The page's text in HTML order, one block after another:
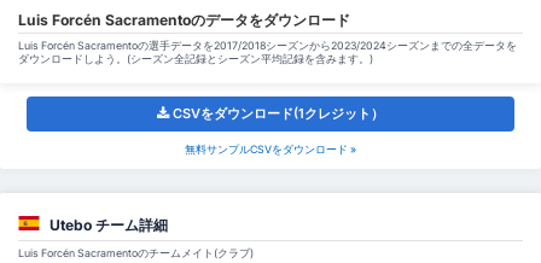
Luis Forcén Sacramentoのデータをダウンロード
Luis Forcén Sacramentoの選手データを2017/2018シーズンから2023/2024シーズンまでの全データを
ダウンロードしよう。(シーズン全記録とシーズン平均記録を含みます。)
CSVをダウンロード(1クレジット）
無料サンプルCSVをダウンロード »
Utebo チーム詳細
Luis Forcén Sacramentoのチームメイト(クラブ)